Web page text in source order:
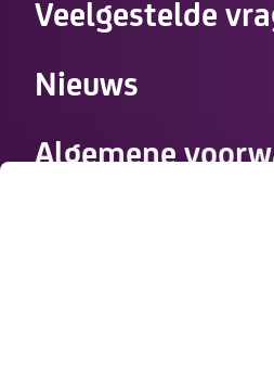
Veelgestelde
Nieuws
Algemene